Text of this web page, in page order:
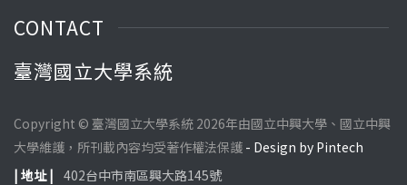
CONTACT
臺灣國立大學系統
Copyright © 臺灣國立大學系統 2026年由國立中興大學、國立中興
大學維護，所刊載內容均受著作權法保護 - Design by Pintech
| 地址 | 402台中市南區興大路145號